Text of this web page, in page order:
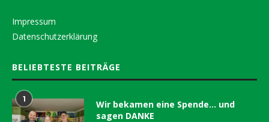
Impressum
Datenschutzerklärung
BELIEBTESTE BEITRÄGE
1
Wir bekamen eine Spende… und
sagen DANKE